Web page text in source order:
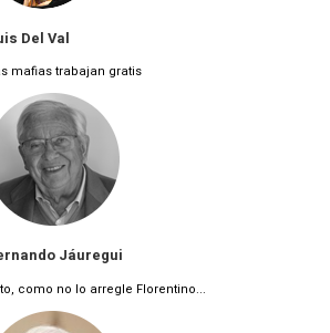
Del Val
mafias trabajan gratis
Jáuregui
como no lo arregle Florentino...